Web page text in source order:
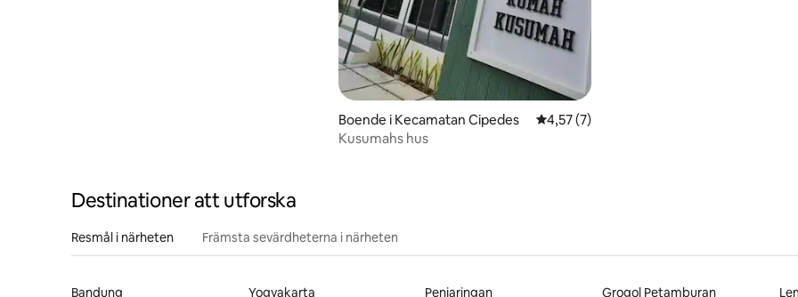
Boende i Kecamatan Cipedes 4,57 av 5 i genomsnittligt betyg, 7
4,57 (7)
Kusumahs hus
Destinationer att utforska
Resmål i närheten Främsta sevärdheterna i närheten
Bandung Yogyakarta Penjaringan Grogol Petamburan